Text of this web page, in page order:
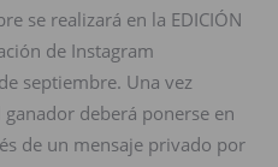
se realizará en la EDICIÓN
de Instagram
septiembre. Una vez
deberá ponerse en
de un mensaje privado por